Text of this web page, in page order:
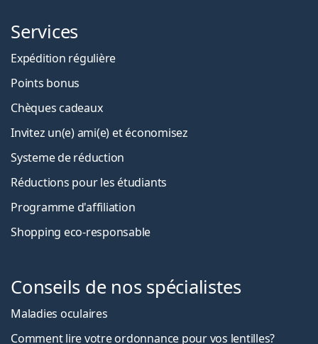
Services
Expédition régulière
Points bonus
Chèques cadeaux
Invitez un(e) ami(e) et économisez
Systeme de réduction
Réductions pour les étudiants
Programme d'affiliation
Shopping eco-responsable
Conseils de nos spécialistes
Maladies oculaires
Comment lire votre ordonnance pour vos lentilles?